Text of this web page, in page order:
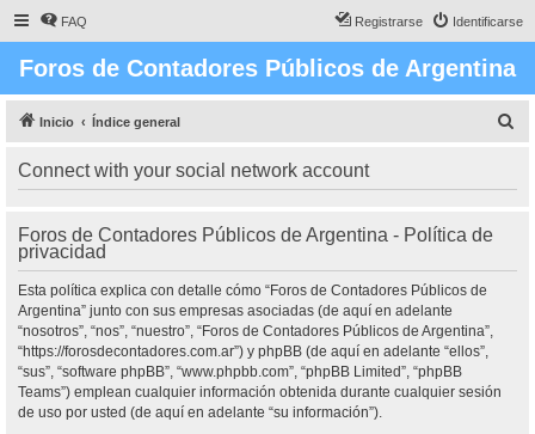
FAQ Identificarse
Registrarse
Foros de Contadores Públicos de Argentina
Inicio Índice general
Connect with your social network account
Foros de Contadores Públicos de Argentina - Política de
privacidad
Esta política explica con detalle cómo “Foros de Contadores Públicos de
Argentina” junto con sus empresas asociadas (de aquí en adelante
“nosotros”, “nos”, “nuestro”, “Foros de Contadores Públicos de Argentina”,
“https://forosdecontadores.com.ar”) y phpBB (de aquí en adelante “ellos”,
“sus”, “software phpBB”, “www.phpbb.com”, “phpBB Limited”, “phpBB
Teams”) emplean cualquier información obtenida durante cualquier sesión
de uso por usted (de aquí en adelante “su información”).